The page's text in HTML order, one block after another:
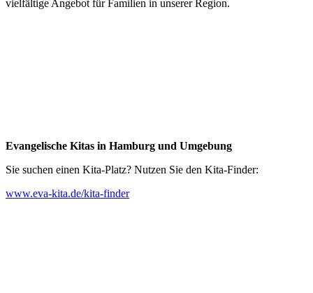
vielfältige Angebot für Familien in unserer Region.
Evangelische Kitas in Hamburg und Umgebung
Sie suchen einen Kita-Platz? Nutzen Sie den Kita-Finder:
www.eva-kita.de/kita-finder